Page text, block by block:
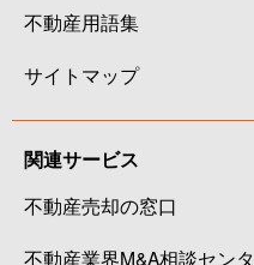
不動産用語集
サイトマップ
関連サービス
不動産売却の窓口
不動産業界M&A相談センタ